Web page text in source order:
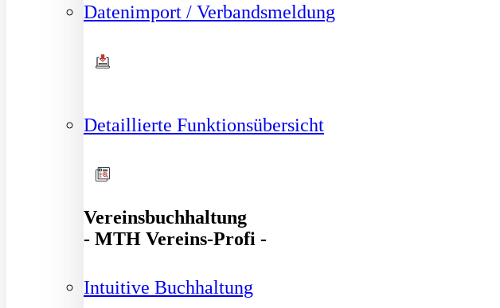
Datenimport / Verbandsmeldung
Detaillierte Funktionsübersicht
Vereinsbuchhaltung
- MTH Vereins-Profi -
Intuitive Buchhaltung